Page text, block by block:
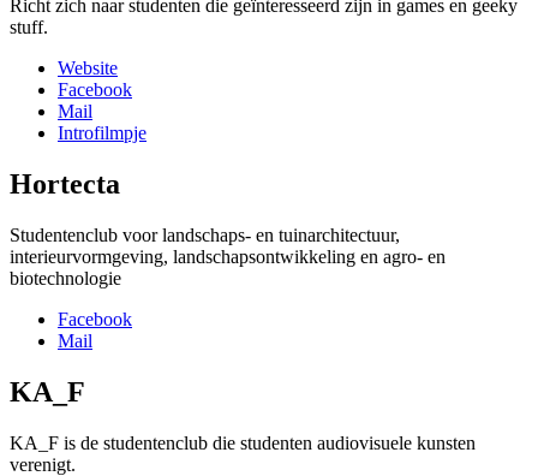
Richt zich naar studenten die geïnteresseerd zijn in games en geeky
stuff.
Website
Facebook
Mail
Introfilmpje
Hortecta
Studentenclub voor landschaps- en tuinarchitectuur,
interieurvormgeving, landschapsontwikkeling en agro- en
biotechnologie
Facebook
Mail
KA_F
KA_F is de studentenclub die studenten audiovisuele kunsten
verenigt.